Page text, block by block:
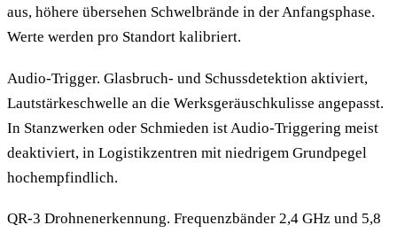
aus, höhere übersehen Schwelbrände in der Anfangsphase.
Werte werden pro Standort kalibriert.
Audio-Trigger. Glasbruch- und Schussdetektion aktiviert,
Lautstärkeschwelle an die Werksgeräuschkulisse angepasst.
In Stanzwerken oder Schmieden ist Audio-Triggering meist
deaktiviert, in Logistikzentren mit niedrigem Grundpegel
hochempfindlich.
QR-3 Drohnenerkennung. Frequenzbänder 2,4 GHz und 5,8